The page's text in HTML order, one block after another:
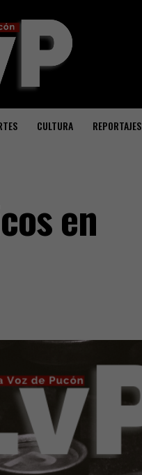
CULTURA REPORTAJES
en